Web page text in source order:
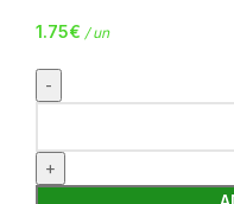
1.75€ / un